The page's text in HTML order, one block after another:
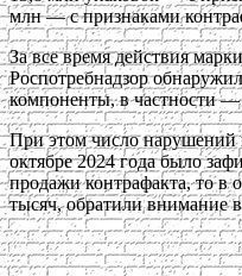
млн — с признаками
За все время действия
Роспотребнадзор
компоненты, в частности
При этом число нарушений
октябре 2024 года было
продажи контрафакта, то в
тысяч, обратили внимание